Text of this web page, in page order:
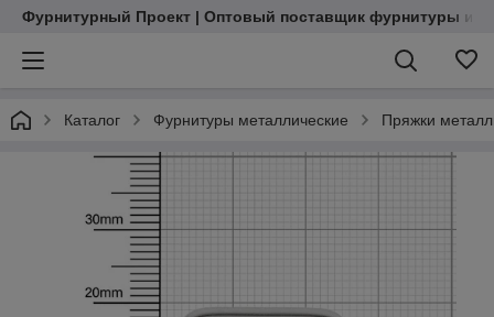
Фурнитурный Проект | Оптовый поставщик фурнитуры и
Каталог Фурнитуры металлические Пряжки